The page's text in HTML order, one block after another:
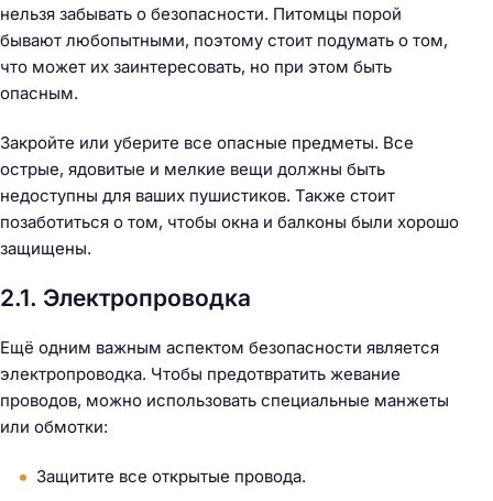
нельзя забывать о безопасности. Питомцы порой
бывают любопытными, поэтому стоит подумать о том,
что может их заинтересовать, но при этом быть
опасным.
Закройте или уберите все опасные предметы. Все
острые, ядовитые и мелкие вещи должны быть
недоступны для ваших пушистиков. Также стоит
позаботиться о том, чтобы окна и балконы были хорошо
защищены.
2.1. Электропроводка
Ещё одним важным аспектом безопасности является
электропроводка. Чтобы предотвратить жевание
проводов, можно использовать специальные манжеты
или обмотки:
Защитите все открытые провода.